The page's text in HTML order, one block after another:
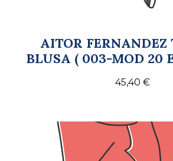
AITOR FERNANDEZ
BLUSA ( 003-MOD 20
45,40 €